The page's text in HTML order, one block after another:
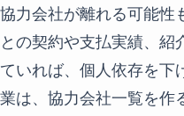
協力会社が離れる可能性
との契約や支払実績、紹
ていれば、個人依存を下
業は、協力会社一覧を作